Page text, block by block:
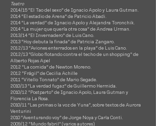
Teatro
2014/15 “El Tao del sexo” de Ignacio Apolo y Laura Gutman.
2014 “El estadio de Arena” de Patricio Abadi.
2014 “La verdad” de Ignacio Apolo y Alejandra Toronchik.
2014 “La mujer que quería otra cosa” de Andrea Urman.
2013/14 “El Invernadero” de Luis Cano.
2013 “Hoy debuta la finada” de Patricia Zangaro.
2012/13 “Aviones enterrados en la playa” de Luis Cano.
2012/13 “Globo flotando contra el techo de un shopping” de
Alberto Rojas Apel
2012 “La comida” de Newton Moreno.
2012 “Frágil” de Cecilia Achille
2011 “Vitello Tonnato” de Mario Segade.
2010/13 “La verdad fugaz” de Guillermo Hermida.
2010/12 “Postparto” de Ignacio Apolo, Laura Gutman y
Florencia La Rosa.
2010/11 “Las primas o la voz de Yuna”, sobre textos de Aurora
Venturini
2010 “Aventurando voy” de Jorge Noya y Carla Conti.
2009/12 “Mundo fabril” (varios autores)